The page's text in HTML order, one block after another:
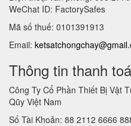
WeChat ID: FactorySafes
Mã số thuế: 0101391913
Email:
Thông tin thanh
Công Ty Cổ Phần Thiết Bị Vật
Qũy Việt Nam
Số Tài Khoản: 88 2112 6666